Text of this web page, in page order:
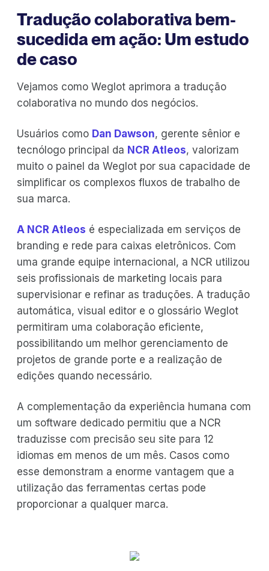
Tradução colaborativa bem-
sucedida em ação: Um estudo
de caso
Vejamos como Weglot aprimora a tradução
colaborativa no mundo dos negócios.
Usuários como Dan Dawson, gerente sênior e
tecnólogo principal da NCR Atleos, valorizam
muito o painel da Weglot por sua capacidade de
simplificar os complexos fluxos de trabalho de
sua marca.
A NCR Atleos é especializada em serviços de
branding e rede para caixas eletrônicos. Com
uma grande equipe internacional, a NCR utilizou
seis profissionais de marketing locais para
supervisionar e refinar as traduções. A tradução
automática, visual editor e o glossário Weglot
permitiram uma colaboração eficiente,
possibilitando um melhor gerenciamento de
projetos de grande porte e a realização de
edições quando necessário.
A complementação da experiência humana com
um software dedicado permitiu que a NCR
traduzisse com precisão seu site para 12
idiomas em menos de um mês. Casos como
esse demonstram a enorme vantagem que a
utilização das ferramentas certas pode
proporcionar a qualquer marca.